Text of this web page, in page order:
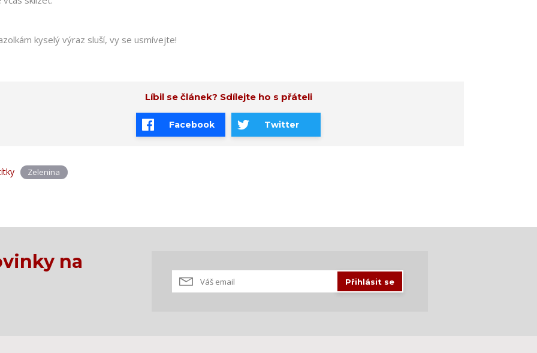
kyselý výraz sluší, vy se usmívejte!
Líbil se článek? Sdílejte ho s přáteli
Facebook Twitter
Zelenina
na
Přihlásit se